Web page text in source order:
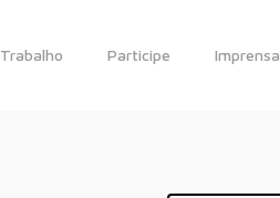
Participe Imprensa